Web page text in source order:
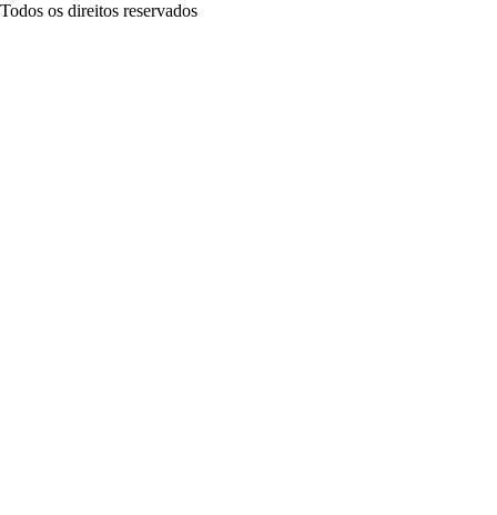
Todos os direitos reservados